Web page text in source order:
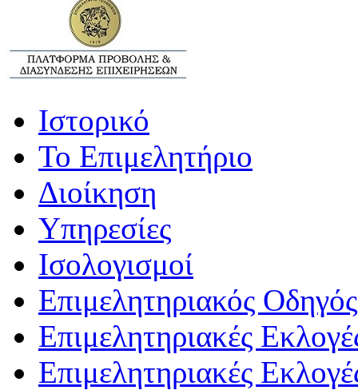
Ιστορικό
Το Επιμελητήριο
Διοίκηση
Υπηρεσίες
Ισολογισμοί
Επιμελητηριακός Οδηγός
Επιμελητηριακές
Επιμελητηριακές